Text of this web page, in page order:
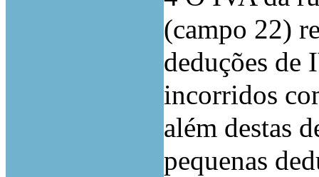
(campo 22)
deduções de
incorridos
além destas
pequenas